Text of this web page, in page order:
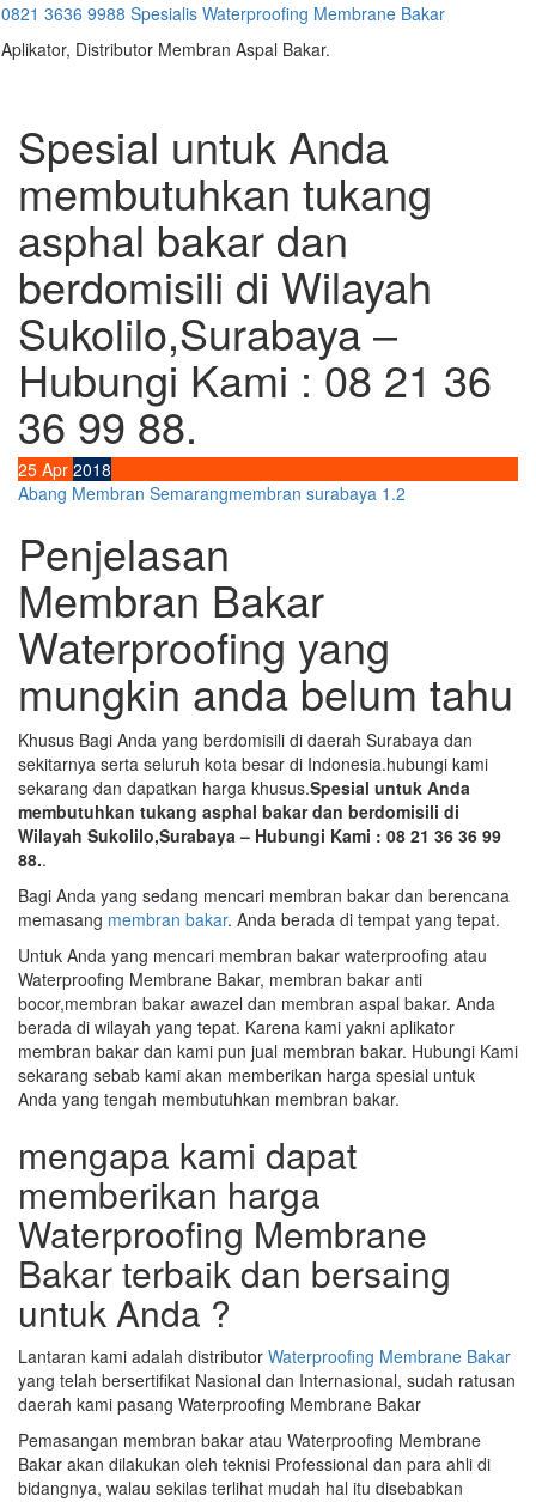
Skip
content
0821 3636 9988 Spesialis Waterproofing Membrane Bakar
Aplikator, Distributor Membran Aspal Bakar.
Spesial untuk Anda
membutuhkan tukang
asphal bakar dan
berdomisili di Wilayah
Sukolilo,Surabaya –
Hubungi Kami : 08 21 36
36 99 88.
25 Apr 2018
Abang Membran Semarangmembran surabaya 1.2
Penjelasan
Membran Bakar
Waterproofing yang
mungkin anda belum tahu
Khusus Bagi Anda yang berdomisili di daerah Surabaya dan
sekitarnya serta seluruh kota besar di Indonesia.hubungi kami
sekarang dan dapatkan harga khusus.Spesial untuk Anda
membutuhkan tukang asphal bakar dan berdomisili di
Wilayah Sukolilo,Surabaya – Hubungi Kami : 08 21 36 36 99
88..
Bagi Anda yang sedang mencari membran bakar dan berencana
memasang membran bakar. Anda berada di tempat yang tepat.
Untuk Anda yang mencari membran bakar waterproofing atau
Waterproofing Membrane Bakar, membran bakar anti
bocor,membran bakar awazel dan membran aspal bakar. Anda
berada di wilayah yang tepat. Karena kami yakni aplikator
membran bakar dan kami pun jual membran bakar. Hubungi Kami
sekarang sebab kami akan memberikan harga spesial untuk
Anda yang tengah membutuhkan membran bakar.
mengapa kami dapat
memberikan harga
Waterproofing Membrane
Bakar terbaik dan bersaing
untuk Anda ?
Lantaran kami adalah distributor Waterproofing Membrane Bakar
yang telah bersertifikat Nasional dan Internasional, sudah ratusan
daerah kami pasang Waterproofing Membrane Bakar
Pemasangan membran bakar atau Waterproofing Membrane
Bakar akan dilakukan oleh teknisi Professional dan para ahli di
bidangnya, walau sekilas terlihat mudah hal itu disebabkan